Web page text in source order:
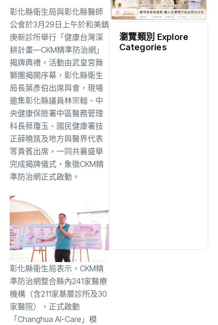
彰化縣衛生局與彰化縣醫師
公會於3月29日上午於和美鎮
庚新診所舉行「健康台灣深
耕計畫—CKM精準防治網」
揭牌典禮，活動由武皇宮舞
獅團揭開序幕，彰化縣衛生
局長葉彥伯出席與會，現場
邀集彰化縣議員林宗翰、中
央健康保險署中區醫務管理
科長蔡瓊玉、國民健康署技
正薛曉筑及地方與醫界代表
等貴賓出席，一同共襄盛舉
完成揭牌儀式，象徵CKM精
準防治網正式啟動。
彰化縣衛生局表示，CKM精
準防治網整合縣內241家醫療
機構（含211家基層診所及30
家醫院），正式啟動
「Changhua AI-Care」模
瀏覽類別 Explore
Categories